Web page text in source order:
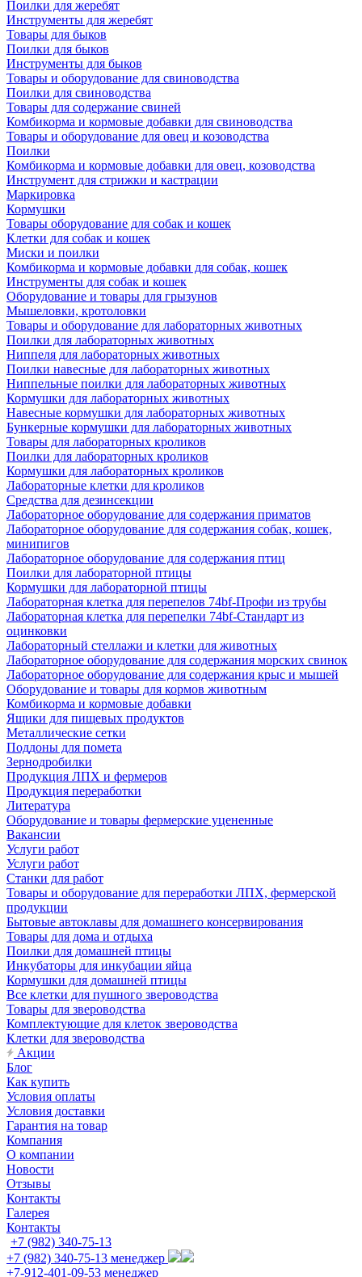
Поилки для жеребят
Инструменты для жеребят
Товары для быков
Поилки для быков
Инструменты для быков
Товары и оборудование для свиноводства
Поилки для свиноводства
Товары для содержание свиней
Комбикорма и кормовые добавки для свиноводства
Товары и оборудование для овец и козоводства
Поилки
Комбикорма и кормовые добавки для овец, козоводства
Инструмент для стрижки и кастрации
Маркировка
Кормушки
Товары оборудование для собак и кошек
Клетки для собак и кошек
Миски и поилки
Комбикорма и кормовые добавки для собак, кошек
Инструменты для собак и кошек
Оборудование и товары для грызунов
Мышеловки, кротоловки
Товары и оборудование для лабораторных животных
Поилки для лабораторных животных
Ниппеля для лабораторных животных
Поилки навесные для лабораторных животных
Ниппельные поилки для лабораторных животных
Кормушки для лабораторных животных
Навесные кормушки для лабораторных животных
Бункерные кормушки для лабораторных животных
Товары для лабораторных кроликов
Поилки для лабораторных кроликов
Кормушки для лабораторных кроликов
Лабораторные клетки для кроликов
Средства для дезинсекции
Лабораторное оборудование для содержания приматов
Лабораторное оборудование для содержания собак, кошек,
минипигов
Лабораторное оборудование для содержания птиц
Поилки для лабораторной птицы
Кормушки для лабораторной птицы
Лабораторная клетка для перепелов 74bf-Профи из трубы
Лабораторная клетка для перепелки 74bf-Стандарт из
оцинковки
Лабораторный стеллажи и клетки для животных
Лабораторное оборудование для содержания морских свинок
Лабораторное оборудование для содержания крыс и мышей
Оборудование и товары для кормов животным
Комбикорма и кормовые добавки
Ящики для пищевых продуктов
Металлические сетки
Поддоны для помета
Зернодробилки
Продукция ЛПХ и фермеров
Продукция переработки
Литература
Оборудование и товары фермерские уцененные
Вакансии
Услуги работ
Услуги работ
Станки для работ
Товары и оборудование для переработки ЛПХ, фермерской
продукции
Бытовые автоклавы для домашнего консервирования
Товары для дома и отдыха
Поилки для домашней птицы
Инкубаторы для инкубации яйца
Кормушки для домашней птицы
Все клетки для пушного звероводства
Товары для звероводства
Комплектующие для клеток звероводства
Клетки для звероводства
Акции
Блог
Как купить
Условия оплаты
Условия доставки
Гарантия на товар
Компания
О компании
Новости
Отзывы
Контакты
Галерея
Контакты
+7 (982) 340-75-13
+7 (982) 340-75-13 менеджер
+7-912-401-09-53 менеджер